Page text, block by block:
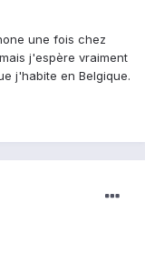
une fois chez
j'espère vraiment
j'habite en Belgique.